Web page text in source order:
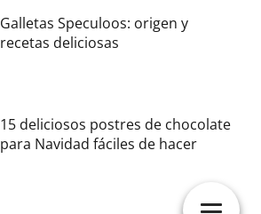
Galletas Speculoos: origen y
recetas deliciosas
15 deliciosos postres de chocolate
para Navidad fáciles de hacer